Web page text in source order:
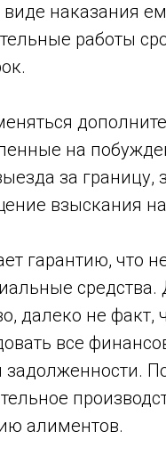
наказания
работы
на
за границу,
взыскания
гарантию, что
средства.
далеко не факт,
все
алиментов.